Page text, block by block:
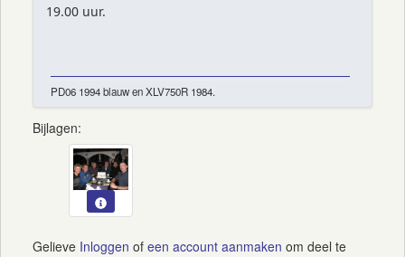
19.00 uur.
PD06 1994 blauw en XLV750R 1984.
Bijlagen:
Gelieve Inloggen of een account aanmaken om deel te